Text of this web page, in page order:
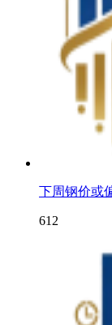
下周钢价或
612